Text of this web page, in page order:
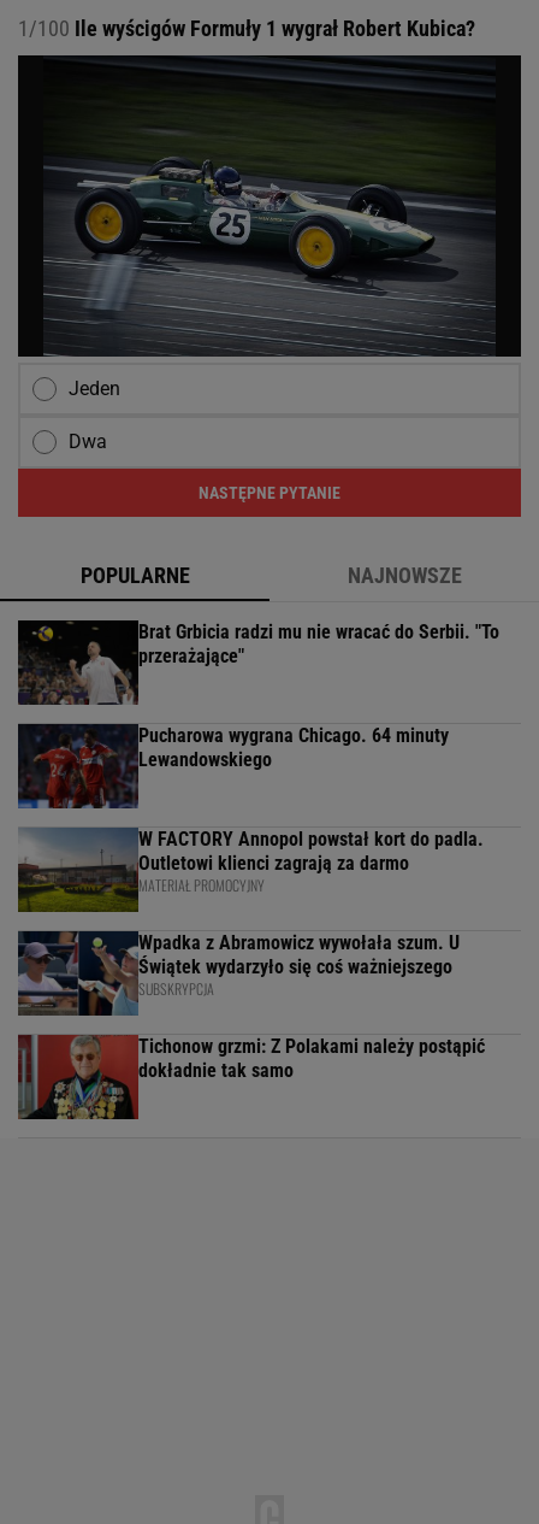
1/100 Ile wyścigów Formuły 1 wygrał Robert Kubica?
Jeden
Dwa
NASTĘPNE PYTANIE
POPULARNE NAJNOWSZE
Brat Grbicia radzi mu nie wracać do Serbii. "To
przerażające"
Pucharowa wygrana Chicago. 64 minuty
Lewandowskiego
W FACTORY Annopol powstał kort do padla.
Outletowi klienci zagrają za darmo
MATERIAŁ PROMOCYJNY
Wpadka z Abramowicz wywołała szum. U
Świątek wydarzyło się coś ważniejszego
SUBSKRYPCJA
Tichonow grzmi: Z Polakami należy postąpić
dokładnie tak samo